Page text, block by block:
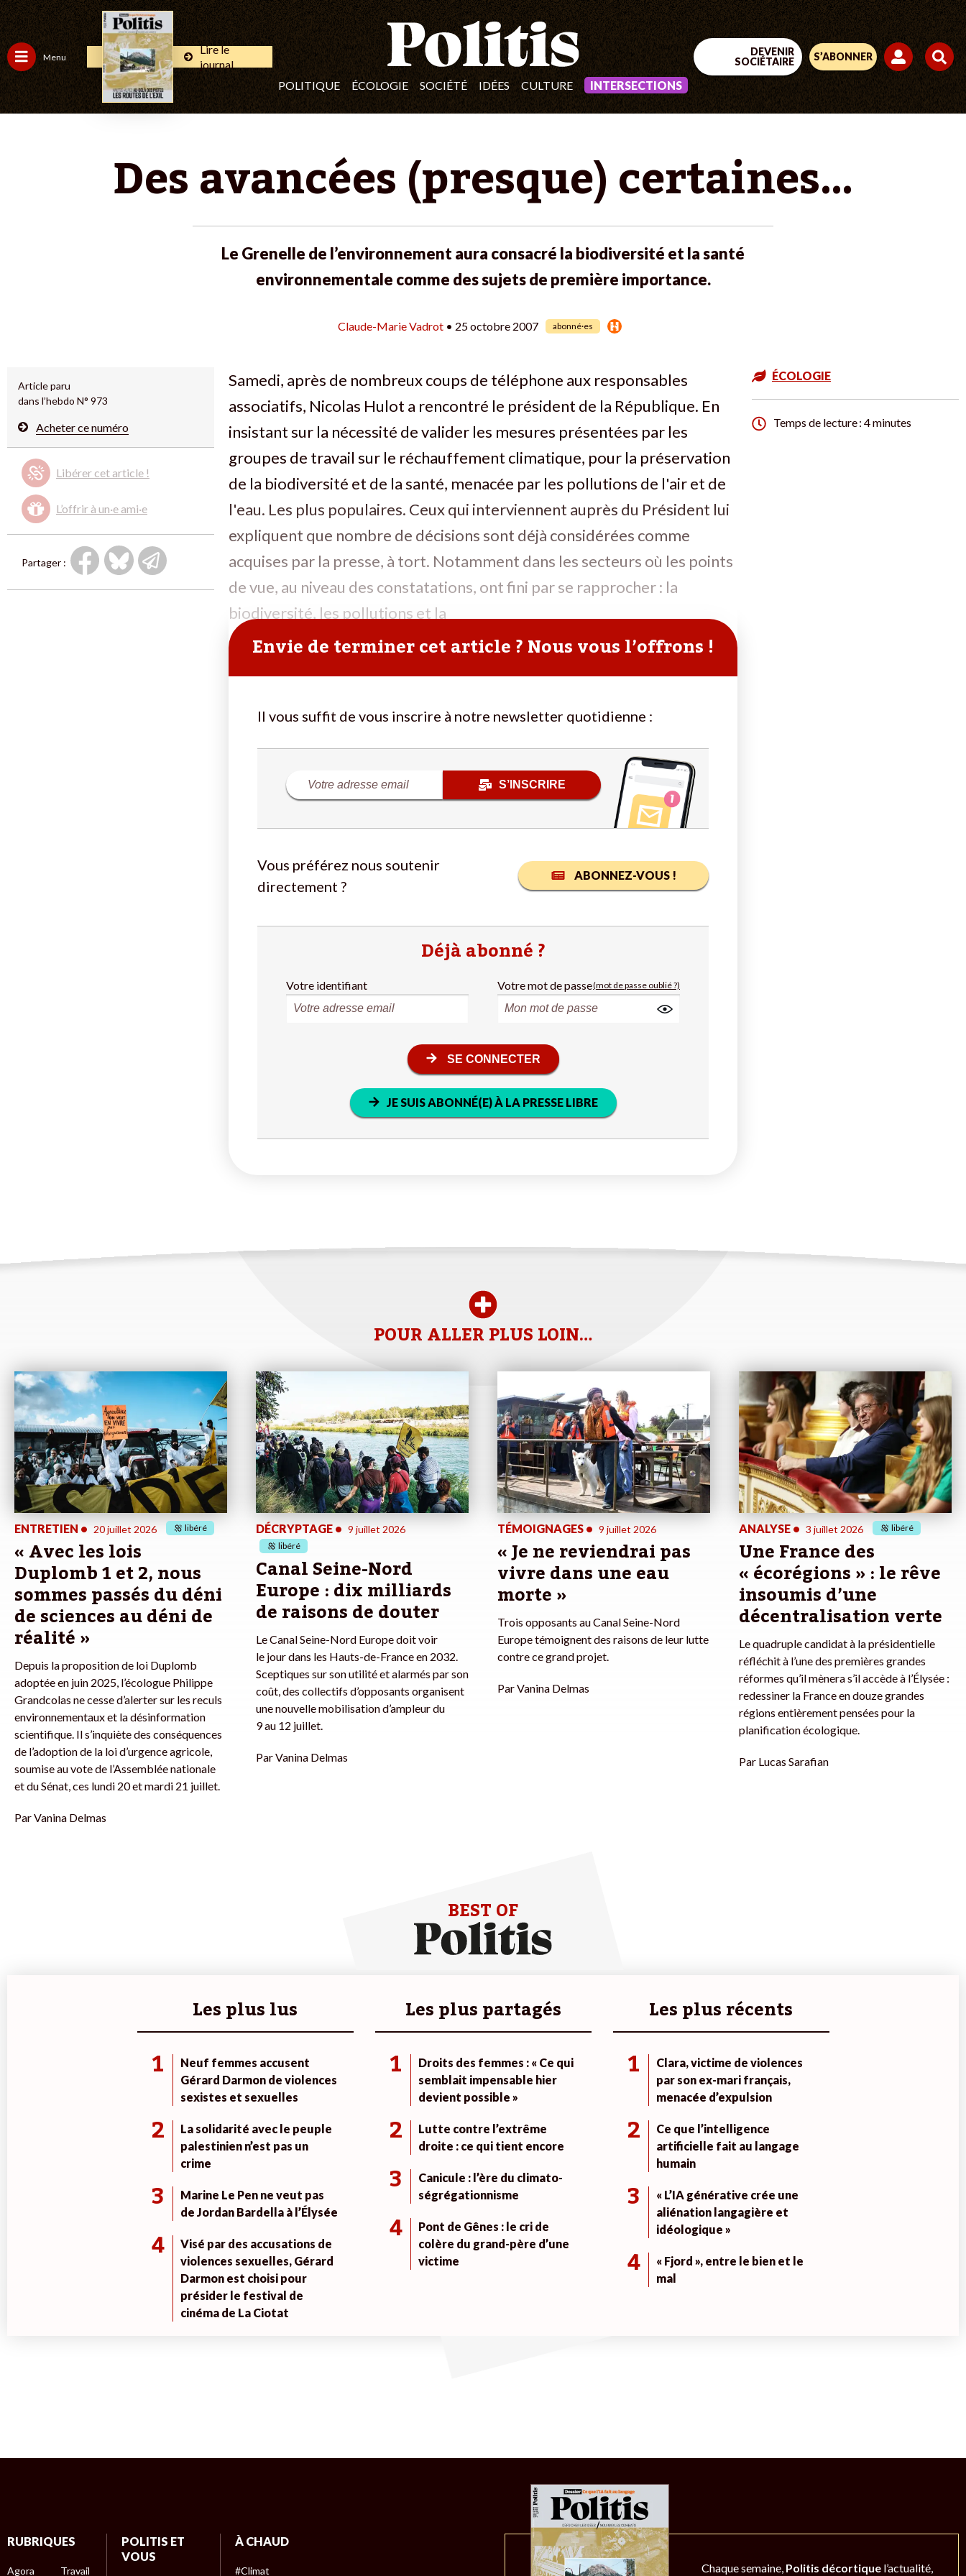
Menu
Lire le
journal
POLITIQUE
ÉCOLOGIE SOCIÉTÉ IDÉES CULTURE INTERSECTIONS
DEVENIR
SOCIÉTAIRE
S’ABONNER
Des avancées (presque) certaines…
Le Grenelle de l’environnement aura consacré la biodiversité et la santé
environnementale comme des sujets de première importance.
Claude-Marie Vadrot • 25 octobre 2007 abonné·es
Article paru
dans l’hebdo N° 973
Acheter ce numéro
Libérer cet article !
L’offrir à un·e ami·e
Partager :
Samedi, après de nombreux coups de téléphone aux responsables
associatifs, Nicolas Hulot a rencontré le président de la République. En
insistant sur la nécessité de valider les mesures présentées par les
groupes de travail sur le réchauffement climatique, pour la préservation
de la biodiversité et de la santé, menacée par les pollutions de l'air et de
l'eau. Les plus populaires. Ceux qui interviennent auprès du Président lui
expliquent que nombre de décisions sont déjà considérées comme
acquises par la presse, à tort. Notamment dans les secteurs où les points
de vue, au niveau des constatations, ont fini par se rapprocher : la
biodiversité, les pollutions et la
Envie de terminer cet article ? Nous vous l’offrons !
Il vous suffit de vous inscrire à notre newsletter quotidienne :
S’INSCRIRE
Vous préférez nous soutenir
directement ?
ABONNEZ-VOUS !
Déjà abonné ?
Votre identifiant Votre mot de passe(mot de passe oublié ?)
SE CONNECTER
JE SUIS ABONNÉ(E) À LA PRESSE LIBRE
ÉCOLOGIE
Temps de lecture : 4 minutes
POUR ALLER PLUS LOIN…
ENTRETIEN • 20 juillet 2026 libéré
« Avec les lois
Duplomb 1 et 2, nous
sommes passés du déni
de sciences au déni de
réalité »
Depuis la proposition de loi Duplomb
adoptée en juin 2025, l’écologue Philippe
Grandcolas ne cesse d’alerter sur les reculs
environnementaux et la désinformation
scientifique. Il s’inquiète des conséquences
de l’adoption de la loi d’urgence agricole,
soumise au vote de l’Assemblée nationale
et du Sénat, ces lundi 20 et mardi 21 juillet.
ParVanina Delmas
DÉCRYPTAGE • 9 juillet 2026
libéré
Canal Seine-Nord
Europe : dix milliards
de raisons de douter
Le Canal Seine-Nord Europe doit voir
le jour dans les Hauts-de-France en 2032.
Sceptiques sur son utilité et alarmés par son
coût, des collectifs d’opposants organisent
une nouvelle mobilisation d’ampleur du
9 au 12 juillet.
ParVanina Delmas
TÉMOIGNAGES • 9 juillet 2026
« Je ne reviendrai pas
vivre dans une eau
morte »
Trois opposants au Canal Seine-Nord
Europe témoignent des raisons de leur lutte
contre ce grand projet.
ParVanina Delmas
ANALYSE • 3 juillet 2026 libéré
Une France des
« écorégions » : le rêve
insoumis d’une
décentralisation verte
Le quadruple candidat à la présidentielle
réfléchit à l’une des premières grandes
réformes qu’il mènera s’il accède à l’Élysée :
redessiner la France en douze grandes
régions entièrement pensées pour la
planification écologique.
Par Lucas Sarafian
BEST OF
Les plus lus
1
Neuf femmes accusent
Gérard Darmon de violences
sexistes et sexuelles
2
La solidarité avec le peuple
palestinien n’est pas un
crime
3
Marine Le Pen ne veut pas
de Jordan Bardella à l’Élysée
4
Visé par des accusations de
violences sexuelles, Gérard
Darmon est choisi pour
présider le festival de
cinéma de La Ciotat
Les plus partagés
1
Droits des femmes : « Ce qui
semblait impensable hier
devient possible »
2
Lutte contre l’extrême
droite : ce qui tient encore
3
Canicule : l’ère du climato-
ségrégationnisme
4
Pont de Gênes : le cri de
colère du grand-père d’une
victime
Les plus récents
1
Clara, victime de violences
par son ex-mari français,
menacée d’expulsion
2
Ce que l’intelligence
artificielle fait au langage
humain
3
« L’IA générative crée une
aliénation langagière et
idéologique »
4
« Fjord », entre le bien et le
mal
RUBRIQUES
Agora Travail
POLITIS ET
VOUS
À CHAUD
#Climat Chaque semaine, Politis décortique l’actualité,